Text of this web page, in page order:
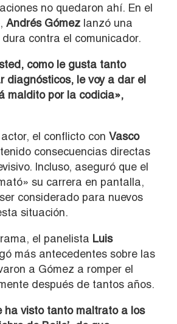
no quedaron ahí. En el
Andrés Gómez lanzó una
contra el comunicador.
como le gusta tanto
diagnósticos, le voy a dar el
maldito por la codicia»,
el conflicto con Vasco
consecuencias directas
Incluso, aseguró que el
su carrera en pantalla,
considerado para nuevos
situación.
el panelista Luis
más antecedentes sobre las
a Gómez a romper el
después de tantos años.
ha visto tanto maltrato a los